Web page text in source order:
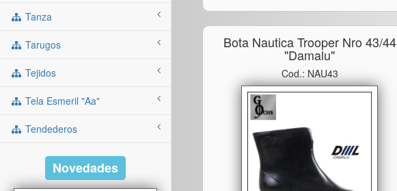
Tanza
Tarugos
Tejidos
Tela Esmeril "aa"
Tendederos
Novedades
Bota Nautica Trooper Nro 43/44
"damalu"
Cod.: NAU43